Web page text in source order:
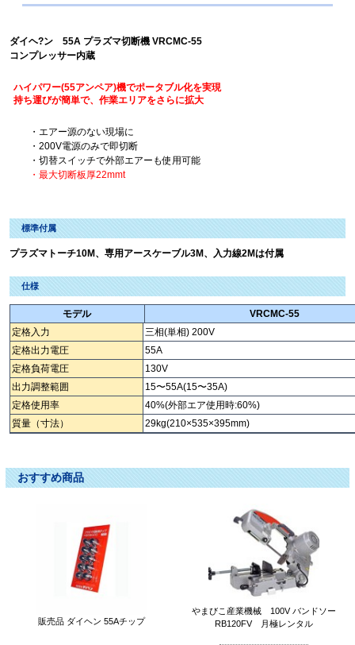
ダイヘ?ン 55A プラズマ切断機 VRCMC-55
コンプレッサー内蔵
ハイパワー(55アンペア)機でポータブル化を実現
持ち運びが簡単で、作業エリアをさらに拡大
・エアー源のない現場に
・200V電源のみで即切断
・切替スイッチで外部エアーも使用可能
・最大切断板厚22mmt
標準付属
プラズマトーチ10M、専用アースケーブル3M、入力線2Mは付属
仕様
モデル
VRCMC-55
定格入力
三相(単相) 200V
定格出力電圧
55A
定格負荷電圧
130V
出力調整範囲
15〜55A(15〜35A)
定格使用率
40%(外部エア使用時:60%)
質量（寸法）
29kg(210×535×395mm)
おすすめ商品
販売品 ダイヘン 55Aチップ
やまびこ産業機械 100V バンドソー
RB120FV 月極レンタル